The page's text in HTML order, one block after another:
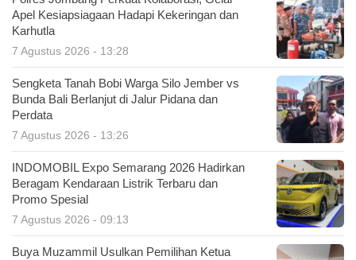
Apel Kesiapsiagaan Hadapi Kekeringan dan
Karhutla
7 Agustus 2026 - 13:28
Sengketa Tanah Bobi Warga Silo Jember vs
Bunda Bali Berlanjut di Jalur Pidana dan
Perdata
7 Agustus 2026 - 13:26
INDOMOBIL Expo Semarang 2026 Hadirkan
Beragam Kendaraan Listrik Terbaru dan
Promo Spesial
7 Agustus 2026 - 09:13
Buya Muzammil Usulkan Pemilihan Ketua